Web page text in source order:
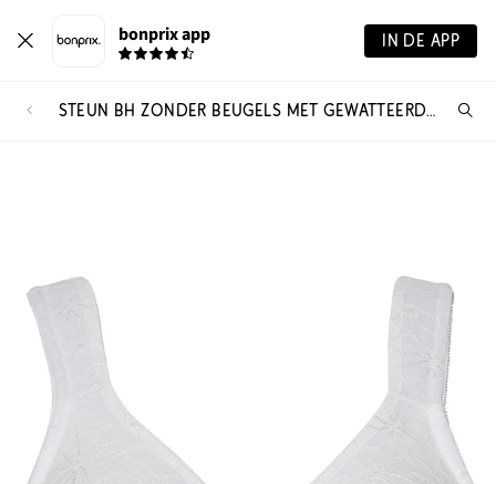
bonprix app IN DE APP
STEUN BH ZONDER BEUGELS MET GEWATTEERDE SCHOUDERBANDJES